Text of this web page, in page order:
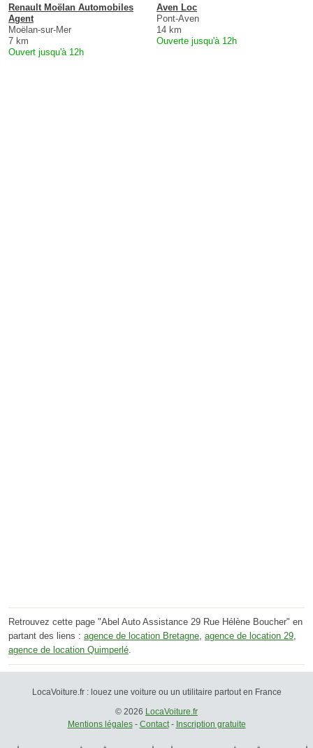
Renault Moëlan Automobiles
Agent
Moëlan-sur-Mer
7 km
Ouvert jusqu'à 12h
Aven Loc
Pont-Aven
14 km
Ouverte jusqu'à 12h
Retrouvez cette page "Abel Auto Assistance 29 Rue Hélène Boucher" en
partant des liens : agence de location Bretagne agence de location 29
agence de location Quimperlé
LocaVoiture.fr : louez une voiture ou un utilitaire partout en France
© 2026 LocaVoiture.fr
Mentions légales- Contact- Inscription gratuite